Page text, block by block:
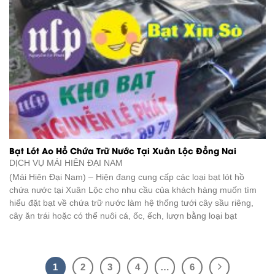
Bạt Lót Ao Hồ Chứa Trữ Nước Tại Xuân Lộc Đồng Nai
DỊCH VỤ MÁI HIÊN ĐẠI NAM
(Mái Hiên Đại Nam) – Hiện đang cung cấp các loại bạt lót hồ
chứa nước tại Xuân Lộc cho nhu cầu của khách hàng muốn tìm
hiểu đặt bạt về chứa trữ nước làm hệ thống tưới cây sầu riêng,
cây ăn trái hoặc có thể nuôi cá, ốc, ếch, lượn bằng loại bạt
1 2 3 4 … 6